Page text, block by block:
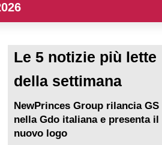
Le 5 notizie più lette
della settimana
NewPrinces Group rilancia GS
nella Gdo italiana e presenta il
nuovo logo